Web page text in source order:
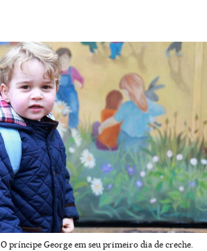
O príncipe George em seu primeiro dia de creche.